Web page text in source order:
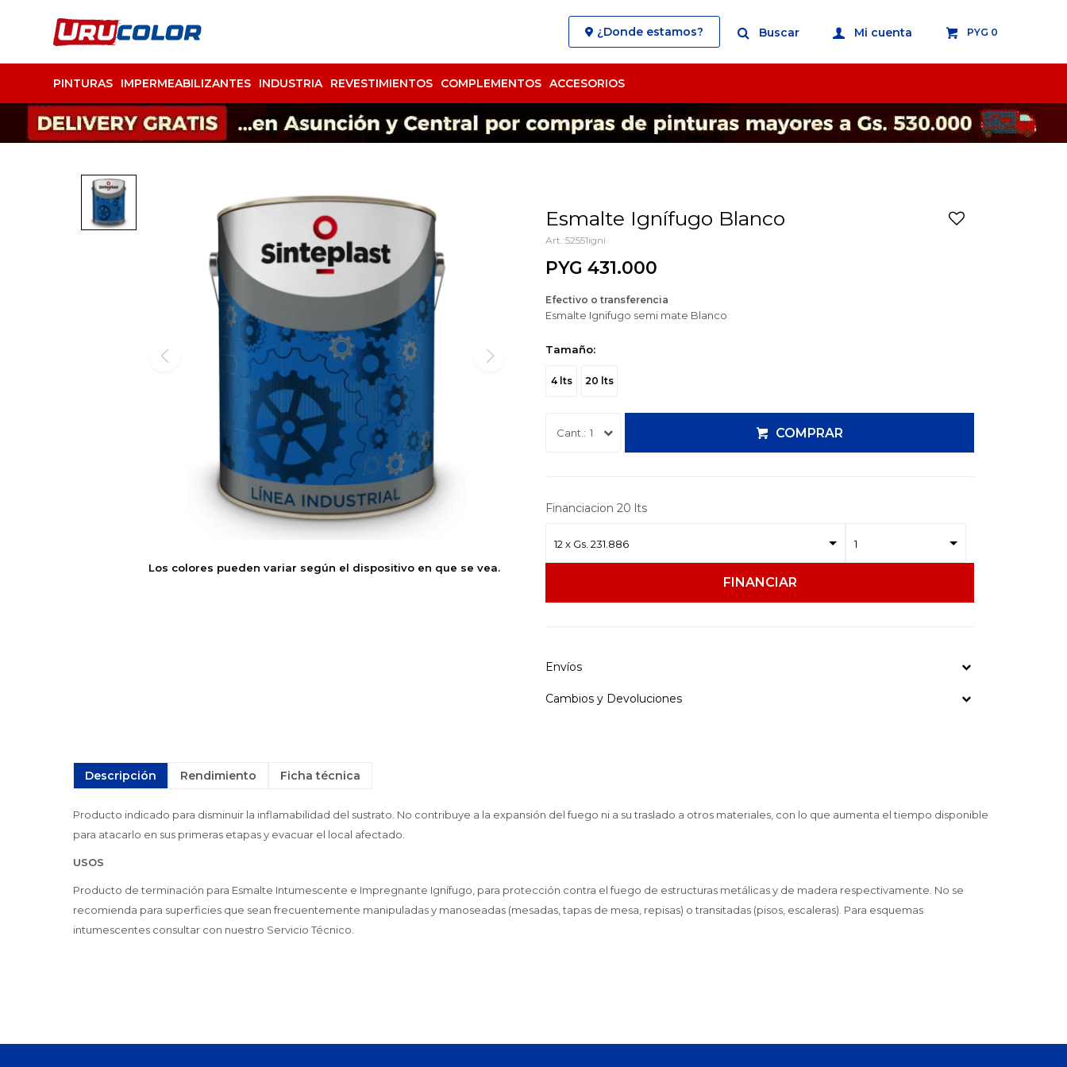
PINTURAS IMPERMEABILIZANTES INDUSTRIA REVESTIMIENTOS COMPLEMENTOS ACCESORIOS
PYG 0
¿Donde estamos?
Los colores pueden variar según el dispositivo en que se vea.
Esmalte Ignífugo Blanco
52551igni
PYG 431.000
Efectivo o transferencia
Esmalte Ignifugo semi mate Blanco
Tamaño:
4 lts 20 lts
1 COMPRAR
Financiacion 20 lts
FINANCIAR
Envíos
Cambios y Devoluciones
Descripción
Producto indicado para disminuir la inflamabilidad del sustrato. No contribuye a la expansión del fuego ni a su traslado a otros materiales, con lo que aumenta el tiempo disponible
para atacarlo en sus primeras etapas y evacuar el local afectado.
USOS
Producto de terminación para Esmalte Intumescente e Impregnante Ignífugo, para protección contra el fuego de estructuras metálicas y de madera respectivamente. No se
recomienda para superficies que sean frecuentemente manipuladas y manoseadas (mesadas, tapas de mesa, repisas) o transitadas (pisos, escaleras). Para esquemas
intumescentes consultar con nuestro Servicio Técnico.
Rendimiento Ficha técnica